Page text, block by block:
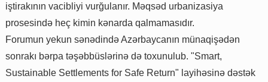
iştirakının vacibliyi vurğulanır. Məqsəd urbanizasiya
prosesində heç kimin kənarda qalmamasıdır.
Forumun yekun sənədində Azərbaycanın münaqişədən
sonrakı bərpa təşəbbüslərinə də toxunulub. "Smart,
Sustainable Settlements for Safe Return" layihəsinə dəstək